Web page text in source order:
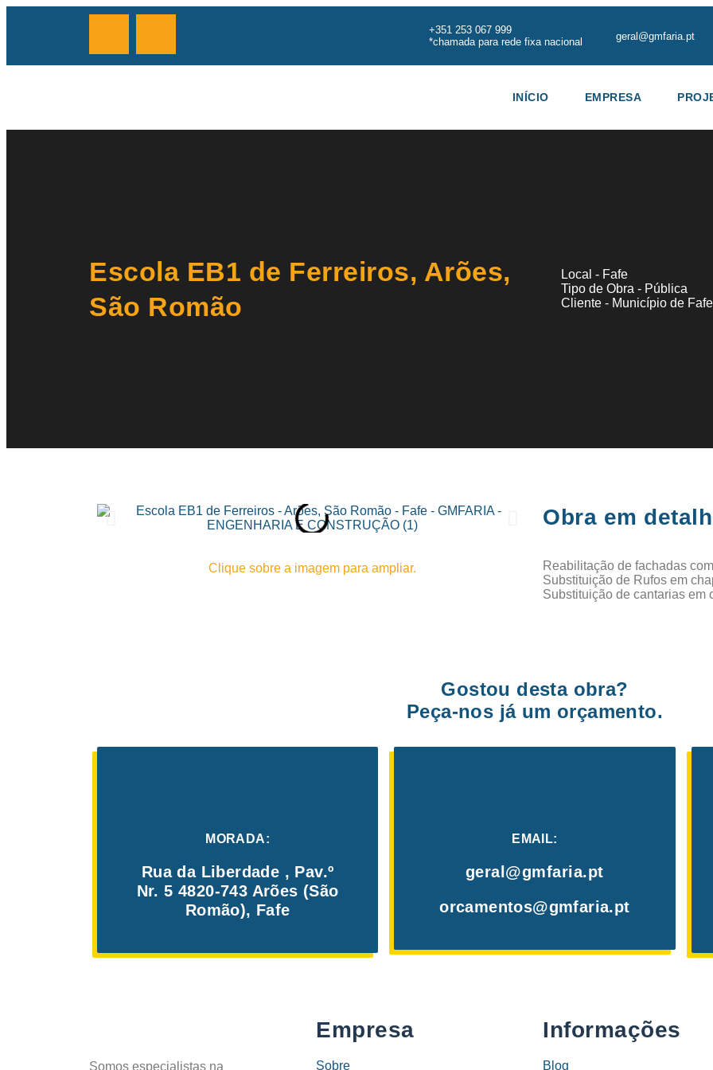
+351 253 067 999
*chamada para rede fixa nacional
geral@gmfaria.pt
INÍCIO EMPRESA
Escola EB1 de Ferreiros, Arões,
São Romão
Local - Fafe
Tipo de Obra - Pública
Cliente - Município de Fafe
Clique sobre a imagem para ampliar.
Obra em
Reabilitação de fachadas
Substituição de Rufos em
Substituição de cantarias em
Gostou desta obra?
Peça-nos já um orçamento.
MORADA:
Rua da Liberdade , Pav.º
Nr. 5 4820-743 Arões (São
Romão), Fafe
EMAIL:
geral@gmfaria.pt
orcamentos@gmfaria.pt
Somos especialistas na
Empresa
Sobre
Informações
Blog